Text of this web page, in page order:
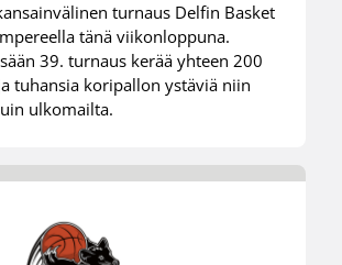
turnaus Delfin Basket
tänä viikonloppuna.
39. turnaus kerää yhteen 200
tuhansia koripallon ystäviä niin
ulkomailta.